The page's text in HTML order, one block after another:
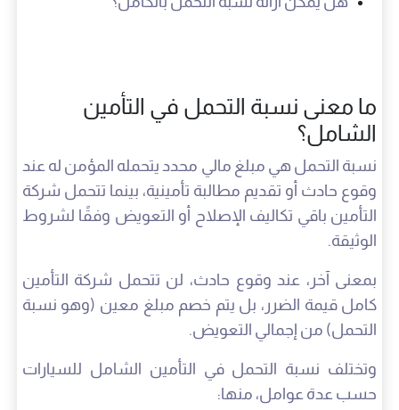
ما معنى نسبة التحمل في التأمين
الشامل؟
نسبة التحمل هي مبلغ مالي محدد يتحمله المؤمن له عند
وقوع حادث أو تقديم مطالبة تأمينية، بينما تتحمل شركة
التأمين باقي تكاليف الإصلاح أو التعويض وفقًا لشروط
الوثيقة.
بمعنى آخر، عند وقوع حادث، لن تتحمل شركة التأمين
كامل قيمة الضرر، بل يتم خصم مبلغ معين (وهو نسبة
التحمل) من إجمالي التعويض.
وتختلف نسبة التحمل في التأمين الشامل للسيارات
حسب عدة عوامل، منها: